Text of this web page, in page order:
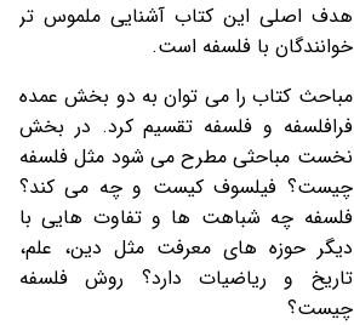
هدف اصلی این کتاب آشنایی ملموس تر
خوانندگان با فلسفه است.
مباحث کتاب را می توان به دو بخش عمده
فرافلسفه و فلسفه تقسیم کرد. در بخش
نخست مباحثی مطرح می شود مثل فلسفه
چیست؟ فیلسوف کیست و چه می کند؟
فلسفه چه شباهت ها و تفاوت هایی با
دیگر حوزه های معرفت مثل دین، علم،
تاریخ و ریاضیات دارد؟ روش فلسفه
چیست؟